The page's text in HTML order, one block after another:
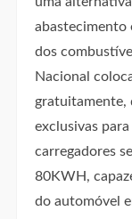
abastecimento
dos
Nacional
gratuitamente,
exclusivas
carregadores
80KWH,
do automóvel